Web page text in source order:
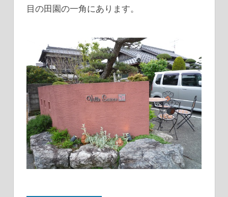
目の田園の一角にあります。